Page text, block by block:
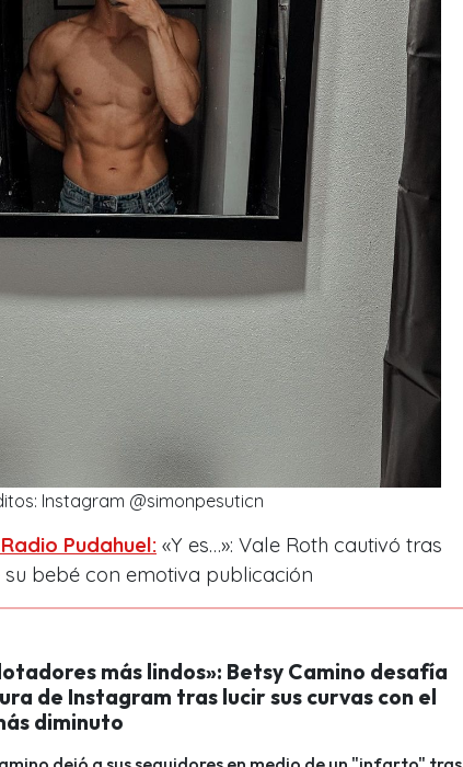
Instagram @simonpesuticn
Pudahuel: «Y es…»: Vale Roth cautivó tras
bebé con emotiva publicación
más lindos»: Betsy Camino desafía
de Instagram tras lucir sus curvas con el
diminuto